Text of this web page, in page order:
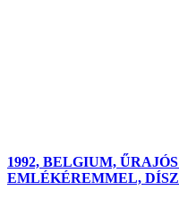
1992, BELGIUM,
EMLÉKÉREMMEL,